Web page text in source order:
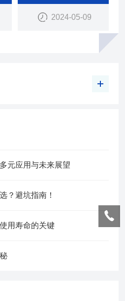
2024-05-09
元应用与未来展望
？避坑指南！
用寿命的关键